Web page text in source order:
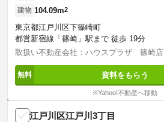
建物 104.09m2
東京都江戸川区下篠崎町
都営新宿線「篠崎」駅まで 徒歩 19分
取扱い不動産会社：ハウスプラザ 篠崎店
資料をもらう
※Yahoo!不動産へ移動
江戸川区江戸川3丁目